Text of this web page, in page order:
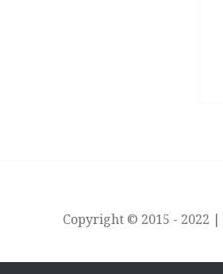
Copyright © 2015 - 2022 |